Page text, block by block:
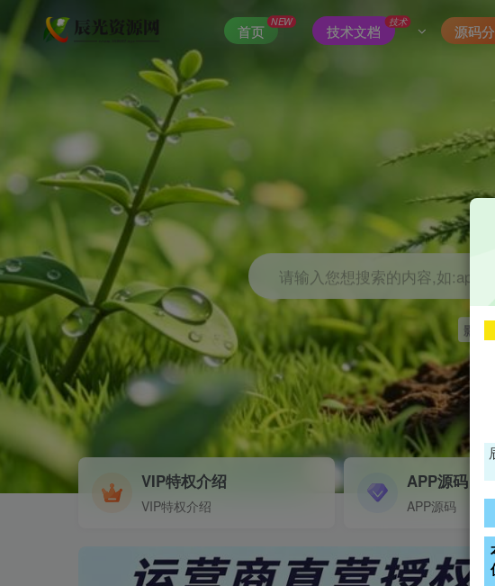
首页
NEW
技术文档
技术
源码
请输入您想搜索的内容,如:app源
影视
VIP特权介绍
VIP特权介绍
APP源码
APP源码